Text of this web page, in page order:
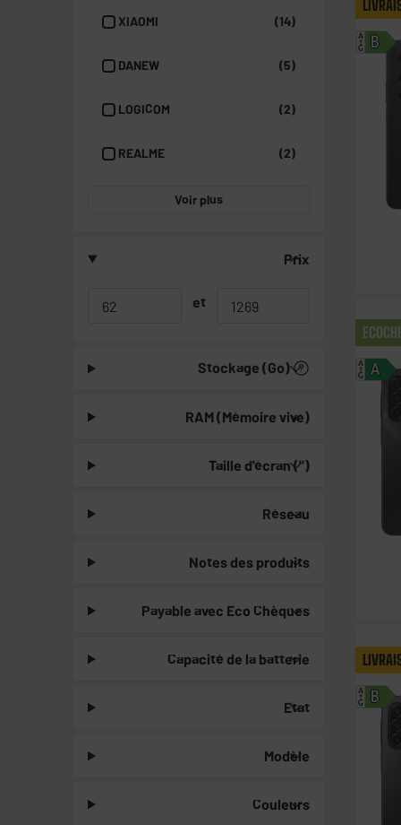
XIAOMI (14)
DANEW (5)
LOGICOM (2)
REALME (2)
Voir plus
Prix
et
Stockage (Go)
RAM (Mémoire vive)
Taille d'écran (")
Réseau
Notes des produits
Payable avec Eco Chèques
Capacité de la batterie
Etat
Modèle
Couleurs
B
A
G
A
A
G
B
A
G